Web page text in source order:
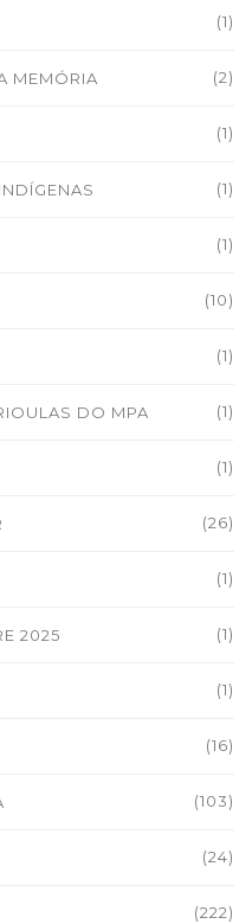
(1)
MEMÓRIA (2)
(1)
(1)
(1)
(10)
(1)
DO MPA (1)
(1)
(26)
(1)
2025 (1)
(1)
(16)
(103)
(24)
(222)